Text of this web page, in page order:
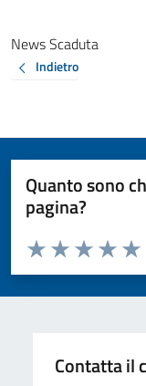
News Scaduta
Indietro
Quanto sono
pagina?
Valuta da 1 a 5 stelle la
Valuta
Valuta 3
Valuta 2 stelle
Valuta 1 stelle su 5
Contatta il